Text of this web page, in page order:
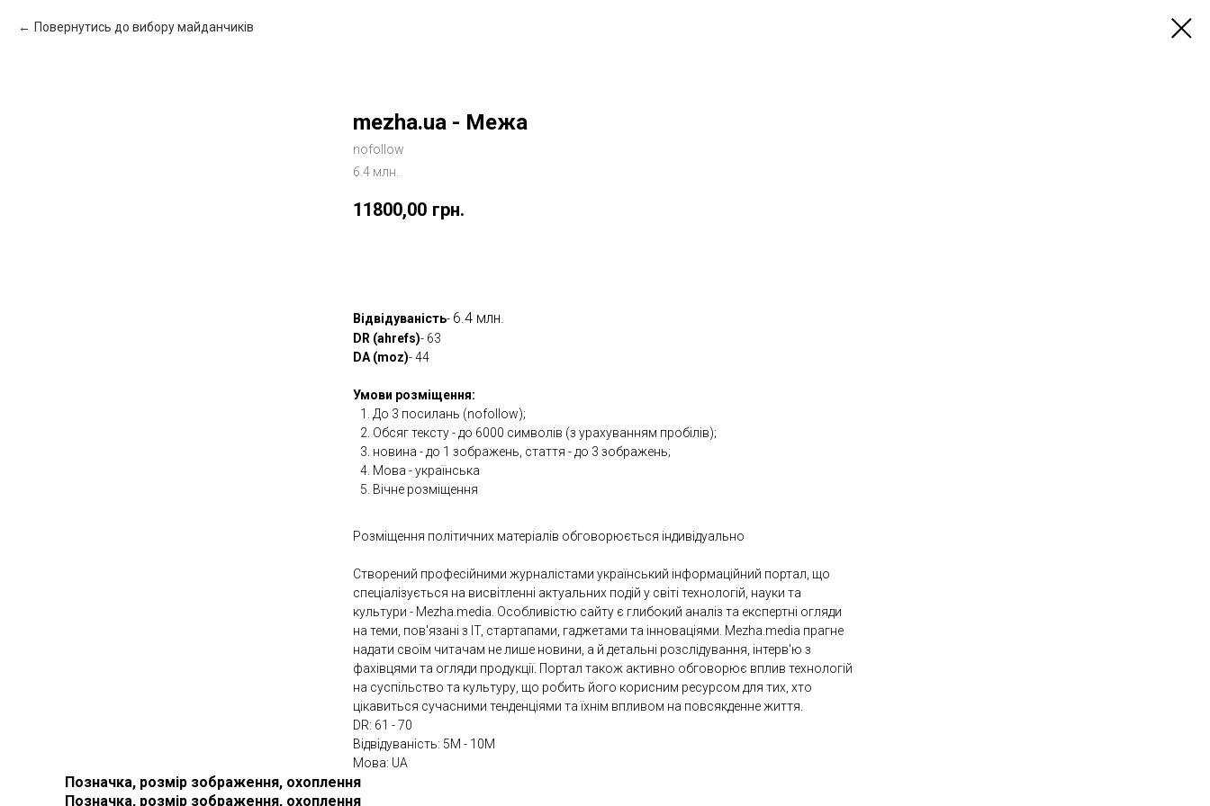
Повернутись до вибору майданчиків
mezha.ua - Межа
nofollow
6.4 млн.
11800,00 грн.
Відвідуваність- 6.4 млн.
DR (ahrefs)- 63
DA (moz)- 44
Умови розміщення:
До 3 посилань (nofollow);
Обсяг тексту - до 6000 символів (з урахуванням пробілів);
новина - до 1 зображень, стаття - до 3 зображень;
Мова - українська
Вічне розміщення
Розміщення політичних матеріалів обговорюється індивідуально
Створений професійними журналістами український інформаційний портал, що
спеціалізується на висвітленні актуальних подій у світі технологій, науки та
культури - Mezha.media. Особливістю сайту є глибокий аналіз та експертні огляди
на теми, пов'язані з IT, стартапами, гаджетами та інноваціями. Mezha.media прагне
надати своїм читачам не лише новини, а й детальні розслідування, інтерв'ю з
фахівцями та огляди продукції. Портал також активно обговорює вплив технологій
на суспільство та культуру, що робить його корисним ресурсом для тих, хто
цікавиться сучасними тенденціями та їхнім впливом на повсякденне життя.
DR: 61 - 70
Відвідуваність: 5М - 10М
Мова: UA
Позначка, розмір зображення, охоплення
Позначка, розмір зображення, охоплення